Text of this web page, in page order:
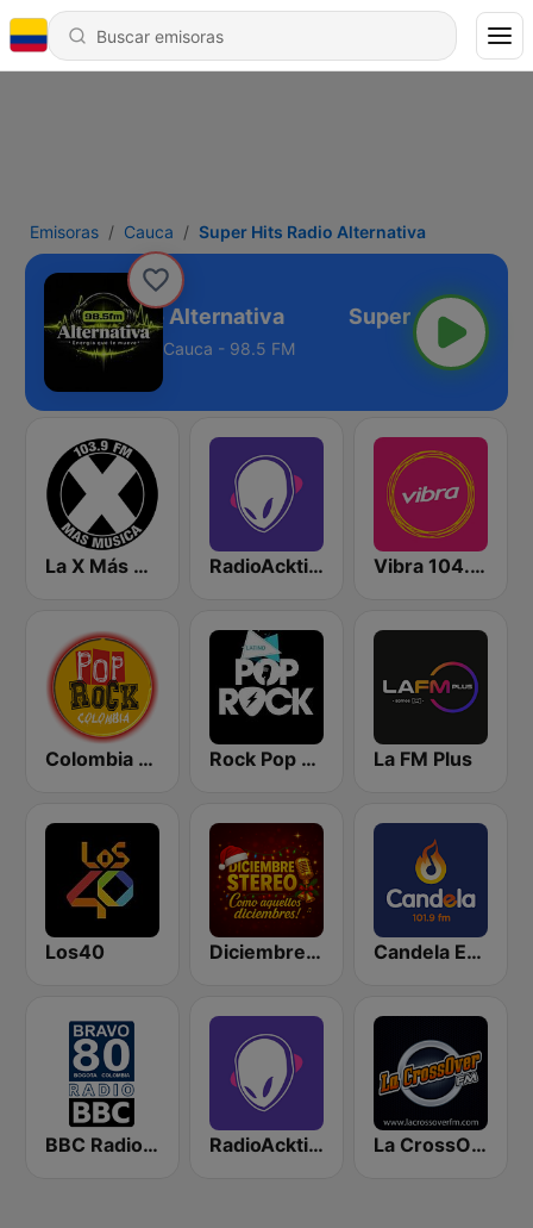
Emisoras Cauca Super Hits Radio Alternativa
Hits Radio Alternativa
Cauca - 98.5 FM
La X Más Música 103.9 FM RadioAcktiva Bogotá Vibra 104.9 FM
Colombia Pop Rock Rock Pop Latino La FM Plus
Los40 Diciembre Stereo Candela Estereo 101.9 FM
BBC Radio 80s - Bravo Bogotá Colombia RadioAcktiva Medellín La CrossOver FM